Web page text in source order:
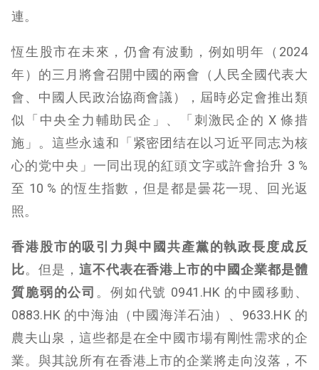
連。
恆生股市在未來，仍會有波動，例如明年（2024
年）的三月將會召開中國的兩會（人民全國代表大
會、中國人民政治協商會議），屆時必定會推出類
似「中央全力輔助民企」、「刺激民企的 X 條措
施」。這些永遠和「紧密团结在以习近平同志为核
心的党中央」一同出現的紅頭文字或許會抬升 3 %
至 10 % 的恆生指數，但是都是曇花一現、回光返
照。
香港股市的吸引力與中國共產黨的執政長度成反
比。但是， 這不代表在香港上市的中國企業都是體
質脆弱的公司 。例如代號 0941.HK 的中國移動、
0883.HK 的中海油（中國海洋石油）、9633.HK 的
農夫山泉，這些都是在全中國市場有剛性需求的企
業。與其說所有在香港上市的企業將走向沒落，不